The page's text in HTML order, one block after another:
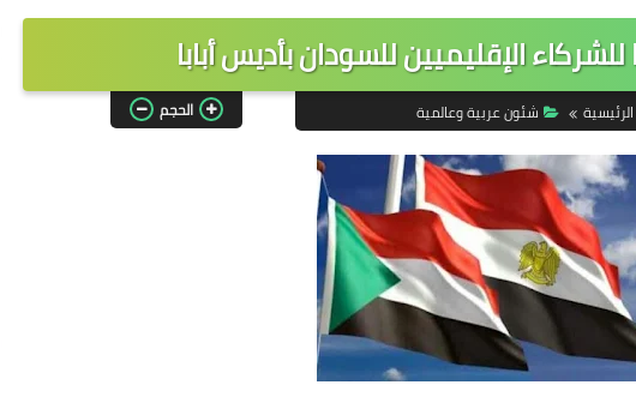
الإقليميين للسودان بأديس أبابا
شئون عربية وعالمية الحجم